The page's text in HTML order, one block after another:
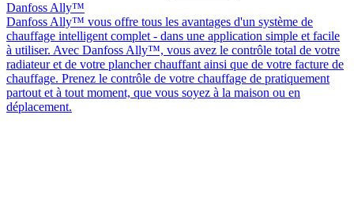
Danfoss Ally™
Danfoss Ally™ vous offre tous les avantages d'un système de
chauffage intelligent complet - dans une application simple et facile
à utiliser. Avec Danfoss Ally™, vous avez le contrôle total de votre
radiateur et de votre plancher chauffant ainsi que de votre facture de
chauffage. Prenez le contrôle de votre chauffage de pratiquement
partout et à tout moment, que vous soyez à la maison ou en
déplacement.